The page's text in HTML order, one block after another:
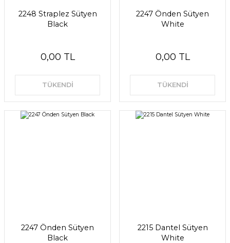
2248 Straplez Sütyen
Black
0,00 TL
TÜKENDİ
2247 Önden Sütyen
White
0,00 TL
TÜKENDİ
2247 Önden Sütyen
Black
2215 Dantel Sütyen
White